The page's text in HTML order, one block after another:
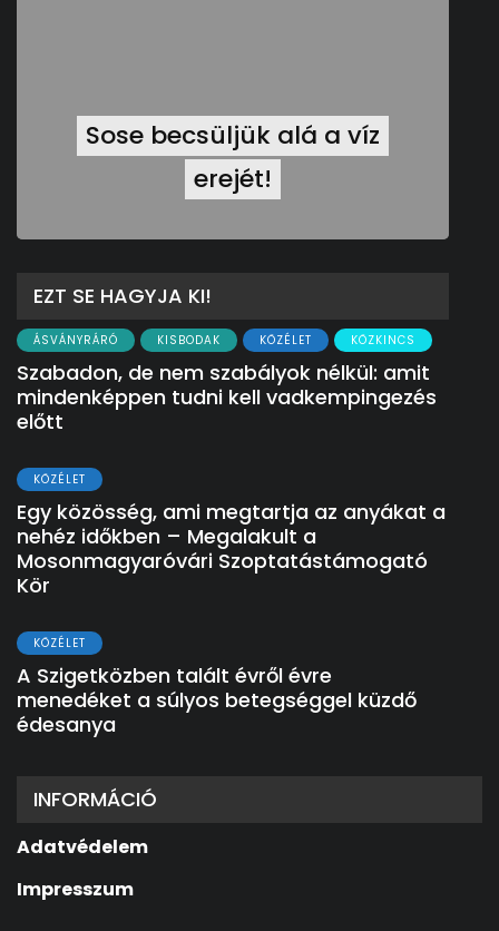
Sose becsüljük alá a víz
erejét!
EZT SE HAGYJA KI!
ÁSVÁNYRÁRÓ KISBODAK KÖZÉLET KÖZKINCS
Szabadon, de nem szabályok nélkül: amit
mindenképpen tudni kell vadkempingezés
előtt
KÖZÉLET
Egy közösség, ami megtartja az anyákat a
nehéz időkben – Megalakult a
Mosonmagyaróvári Szoptatástámogató
Kör
KÖZÉLET
A Szigetközben talált évről évre
menedéket a súlyos betegséggel küzdő
édesanya
INFORMÁCIÓ
Adatvédelem
Impresszum